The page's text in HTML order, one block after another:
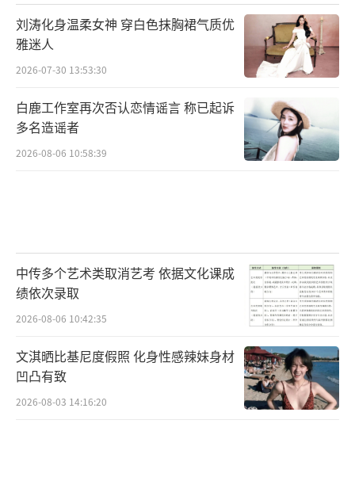
刘涛化身温柔女神 穿白色抹胸裙气质优
雅迷人
2026-07-30 13:53:30
白鹿工作室再次否认恋情谣言 称已起诉
多名造谣者
2026-08-06 10:58:39
中传多个艺术类取消艺考 依据文化课成
绩依次录取
2026-08-06 10:42:35
文淇晒比基尼度假照 化身性感辣妹身材
凹凸有致
2026-08-03 14:16:20